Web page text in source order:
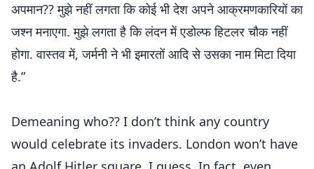
अपमान?? मुझे नहीं लगता कि कोई भी देश अपने आक्रमणकारियों का
जश्न मनाएगा. मुझे लगता है कि लंदन में एडोल्फ हिटलर चौक नहीं
होगा. वास्तव में, जर्मनी ने भी इमारतों आदि से उसका नाम मिटा दिया
है.”
Demeaning who?? I don’t think any country
would celebrate its invaders. London won’t have